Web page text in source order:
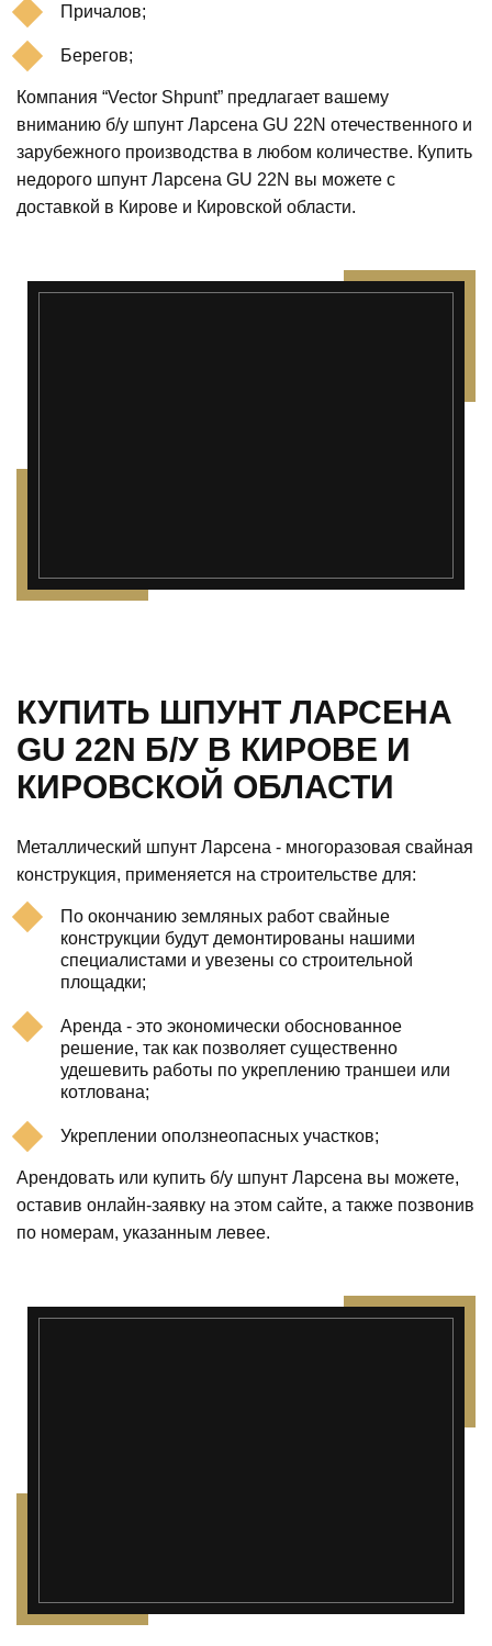
Причалов;
Берегов;
Компания “Vector Shpunt” предлагает вашему
вниманию б/у шпунт Ларсена GU 22N отечественного и
зарубежного производства в любом количестве. Купить
недорого шпунт Ларсена GU 22N вы можете с
доставкой в Кирове и Кировской области.
КУПИТЬ ШПУНТ ЛАРСЕНА
GU 22N Б/У В КИРОВЕ И
КИРОВСКОЙ ОБЛАСТИ
Металлический шпунт Ларсена - многоразовая свайная
конструкция, применяется на строительстве для:
По окончанию земляных работ свайные
конструкции будут демонтированы нашими
специалистами и увезены со строительной
площадки;
Аренда - это экономически обоснованное
решение, так как позволяет существенно
удешевить работы по укреплению траншеи или
котлована;
Укреплении оползнеопасных участков;
Арендовать или купить б/у шпунт Ларсена вы можете,
оставив онлайн-заявку на этом сайте, а также позвонив
по номерам, указанным левее.